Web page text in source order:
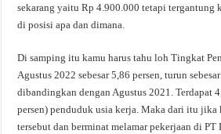
sekarang yaitu Rp 4.900.000 tetapi tergantung
di posisi apa dan dimana.
Di samping itu kamu harus tahu loh Tingkat
Agustus 2022 sebesar 5,86 persen, turun
dibandingkan dengan Agustus 2021. Terdapat
persen) penduduk usia kerja. Maka dari itu jika
tersebut dan berminat melamar pekerjaan di